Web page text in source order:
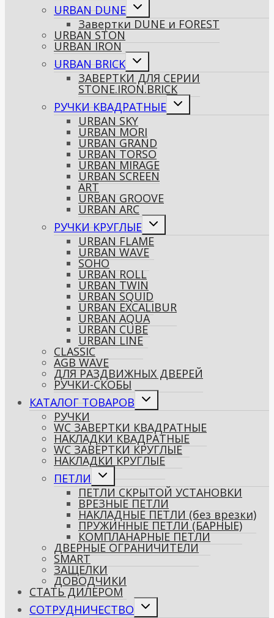
URBAN DUNE
Переключить
дочернее
меню
Завертки DUNE и FOREST
URBAN STON
URBAN IRON
URBAN BRICK
Переключить
дочернее
меню
ЗАВЕРТКИ ДЛЯ СЕРИИ
STONE.IRON.BRICK
РУЧКИ КВАДРАТНЫЕ
Переключить
дочернее
меню
URBAN SKY
URBAN MORI
URBAN GRAND
URBAN TORSO
URBAN MIRAGE
URBAN SCREEN
ART
URBAN GROOVE
URBAN ARC
РУЧКИ КРУГЛЫЕ
Переключить
дочернее
меню
URBAN FLAME
URBAN WAVE
SOHO
URBAN ROLL
URBAN TWIN
URBAN SQUID
URBAN EXCALIBUR
URBAN AQUA
URBAN CUBE
URBAN LINE
CLASSIC
AGB WAVE
ДЛЯ РАЗДВИЖНЫХ ДВЕРЕЙ
РУЧКИ-СКОБЫ
КАТАЛОГ ТОВАРОВ
Переключить
дочернее
меню
РУЧКИ
WC ЗАВЕРТКИ КВАДРАТНЫЕ
НАКЛАДКИ КВАДРАТНЫЕ
WC ЗАВЕРТКИ КРУГЛЫЕ
НАКЛАДКИ КРУГЛЫЕ
ПЕТЛИ
Переключить
дочернее
меню
ПЕТЛИ СКРЫТОЙ УСТАНОВКИ
ВРЕЗНЫЕ ПЕТЛИ
НАКЛАДНЫЕ ПЕТЛИ (без врезки)
ПРУЖИННЫЕ ПЕТЛИ (БАРНЫЕ)
КОМПЛАНАРНЫЕ ПЕТЛИ
ДВЕРНЫЕ ОГРАНИЧИТЕЛИ
SMART
ЗАЩЕЛКИ
ДОВОДЧИКИ
СТАТЬ ДИЛЕРОМ
СОТРУДНИЧЕСТВО
Переключить
дочернее